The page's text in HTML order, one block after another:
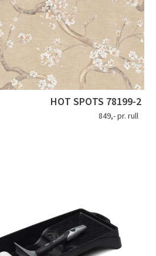
HOT SPOTS 78199-2
849,- pr. rull